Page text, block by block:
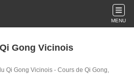
MENU
Gong Vicinois
Qi Gong Vicinois - Cours de Qi Gong,